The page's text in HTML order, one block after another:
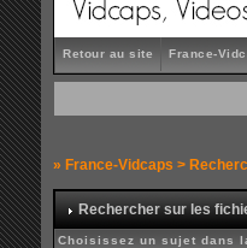
Retour au site France-
» France-Vidcaps >
Rechercher sur les
Choisissez un sujet dans